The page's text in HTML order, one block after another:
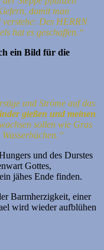
damit man
verstehe: Des HERRN
hat es geschaffen.“
ein Bild für die
und Ströme auf das
gießen und meinen
sollen wie Gras
und des Durstes
Gottes,
jähes Ende finden.
Barmherzigkeit, einer
wird wieder aufblühen